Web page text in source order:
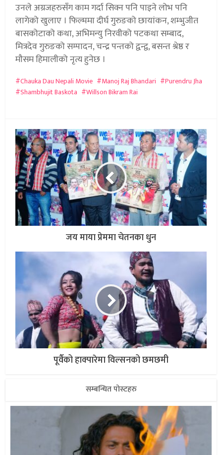
उनले अग्रजहरुसँग काम गर्दा सिक्न पनि पाइने लोभ पनि
लागेको खुलाए । फिल्ममा दीर्घ गुरुङको छायांकन, शम्भुजीत
बासकोटाको कथा, अभिमन्यु निरवीको पटकथा सम्बाद,
मित्रदेव गुरुङको सम्पादन, चन्द्र पन्तको द्वन्द्व, बसन्त श्रेष्ठ र
मौसम हिमालीको नृत्य हुनेछ ।
Chauka Dau Nepali Movie Manoj Raj Bhandari
Purendru Jha
Shambhujit Baskota
Willson Bikram Rai
जय माया प्रेममा चेतनका धुन
पूर्वैको हाक्पारेमा विल्सनको छमछमी
सम्बन्धित पोस्टहरु